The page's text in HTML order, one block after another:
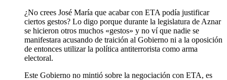
¿No crees José María que acabar con ETA podía justificar
ciertos gestos? Lo digo porque durante la legislatura de Aznar
se hicieron otros muchos «gestos» y no ví que nadie se
manifestara acusando de traición al Gobierno ni a la oposición
de entonces utilizar la política antiterrorista como arma
electoral.
Este Gobierno no mintió sobre la negociación con ETA, es